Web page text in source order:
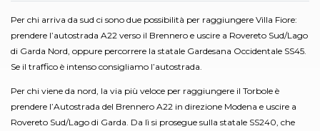
Per chi arriva da sud ci sono due possibilità per raggiungere Villa Fiore:
prendere l’autostrada A22 verso il Brennero e uscire a Rovereto Sud/Lago
di Garda Nord, oppure percorrere la statale Gardesana Occidentale SS45.
Se il traffico è intenso consigliamo l’autostrada.
Per chi viene da nord, la via più veloce per raggiungere il Torbole è
prendere l’Autostrada del Brennero A22 in direzione Modena e uscire a
Rovereto Sud/Lago di Garda. Da lì si prosegue sulla statale SS240, che